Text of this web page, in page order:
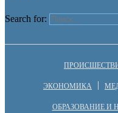
Search for:
ЭКОНОМИКА
ОБРАЗОВАНИЕ И